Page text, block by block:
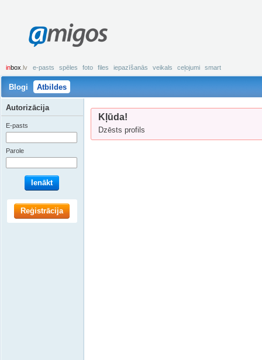
amigos
inbox .lv e-pasts spēles foto files iepazīšanās veikals ceļojumi smart
Blogi Atbildes
Kļūda!
Dzēsts profils
Autorizācija
E-pasts
Parole
Ienākt
Reģistrācija